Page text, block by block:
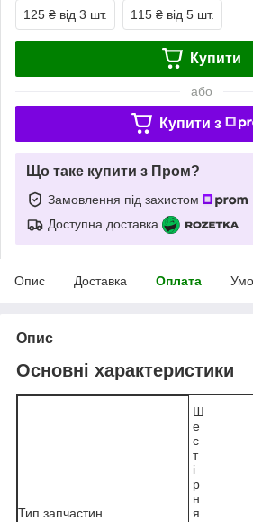
125 ₴ від 3 шт. 115 ₴ від 5 шт.
Купити
або
Купити з
Що таке купити з Пром?
Замовлення під захистом
Доступна доставка
Опис Доставка Оплата
Опис
Основні характеристики
Тип запчастин
Ш
е
с
т
і
р
н
я